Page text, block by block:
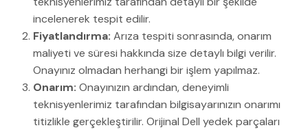
incelenerek tespit edilir.
Fiyatlandırma: Arıza tespiti sonrasında, onarım
maliyeti ve süresi hakkında size detaylı bilgi verilir.
Onayınız olmadan herhangi bir işlem yapılmaz.
Onarım: Onayınızın ardından, deneyimli
teknisyenlerimiz tarafından bilgisayarınızın onarımı
titizlikle gerçekleştirilir. Orijinal Dell yedek parçaları